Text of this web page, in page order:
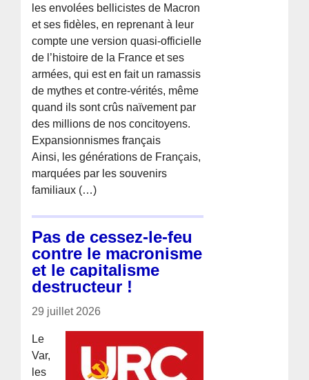
les envolées bellicistes de Macron
et ses fidèles, en reprenant à leur
compte une version quasi-officielle
de l’histoire de la France et ses
armées, qui est en fait un ramassis
de mythes et contre-vérités, même
quand ils sont crûs naïvement par
des millions de nos concitoyens.
Expansionnismes français
Ainsi, les générations de Français,
marquées par les souvenirs
familiaux (…)
Pas de cessez-le-feu
contre le macronisme
et le capitalisme
destructeur !
29 juillet 2026
Le
Var,
les